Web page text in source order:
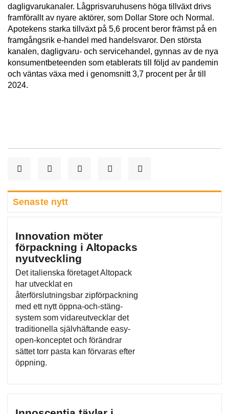
dagligvarukanaler. Lågprisvaruhusens höga tillväxt drivs
framförallt av nyare aktörer, som Dollar Store och Normal.
Apotekens starka tillväxt på 5,6 procent beror främst på en
framgångsrik e-handel med handelsvaror. Den största
kanalen, dagligvaru- och servicehandel, gynnas av de nya
konsumentbeteenden som etablerats till följd av pandemin
och väntas växa med i genomsnitt 3,7 procent per år till
2024.
Senaste nytt
Innovation möter
förpackning i Altopacks
nyutveckling
Det italienska företaget Altopack
har utvecklat en
återförslutningsbar zipförpackning
med ett nytt öppna-och-stäng-
system som vidareutvecklar det
traditionella självhäftande easy-
open-konceptet och förändrar
sättet torr pasta kan förvaras efter
öppning.